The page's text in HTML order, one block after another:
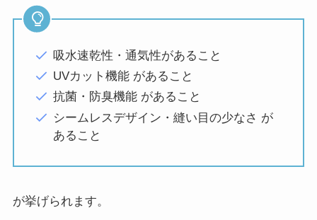
吸水速乾性・通気性があること
UVカット機能 があること
抗菌・防臭機能 があること
シームレスデザイン・縫い目の少なさ が
あること
が挙げられます。